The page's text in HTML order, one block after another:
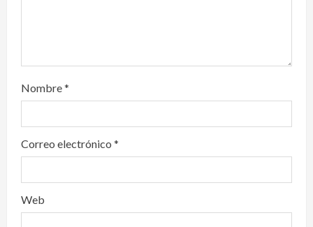
Nombre*
Correo electrónico *
Web